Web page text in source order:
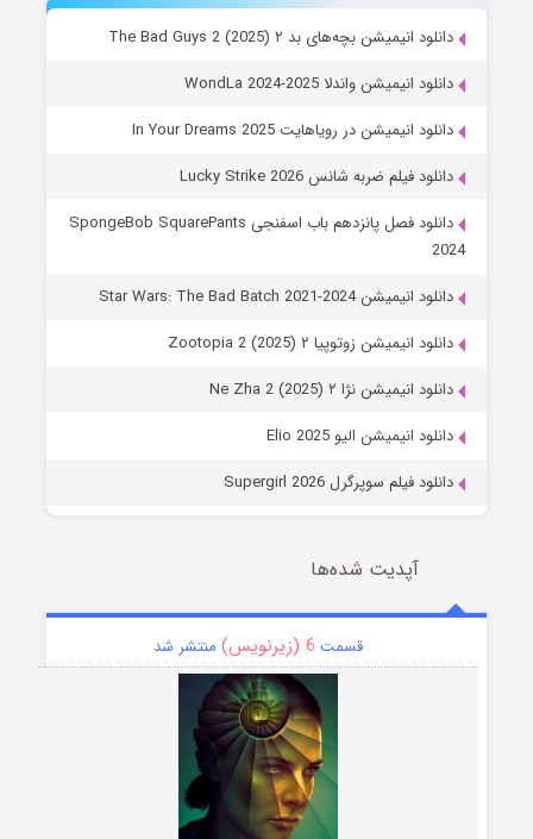
دانلود انیمیشن بچه‌های بد ۲ The Bad Guys 2 (2025)
دانلود انیمیشن واندلا WondLa 2024-2025
دانلود انیمیشن در رویاهایت In Your Dreams 2025
دانلود فیلم ضربه شانس Lucky Strike 2026
دانلود فصل پانزدهم باب اسفنجی SpongeBob SquarePants
2024
دانلود انیمیشن Star Wars: The Bad Batch 2021-2024
دانلود انیمیشن زوتوپیا ۲ Zootopia 2 (2025)
دانلود انیمیشن نژا ۲ Ne Zha 2 (2025)
دانلود انیمیشن الیو Elio 2025
دانلود فیلم سوپرگرل Supergirl 2026
آپدیت شده‌ها
قسمت 6 (زیرنویس) منتشر شد